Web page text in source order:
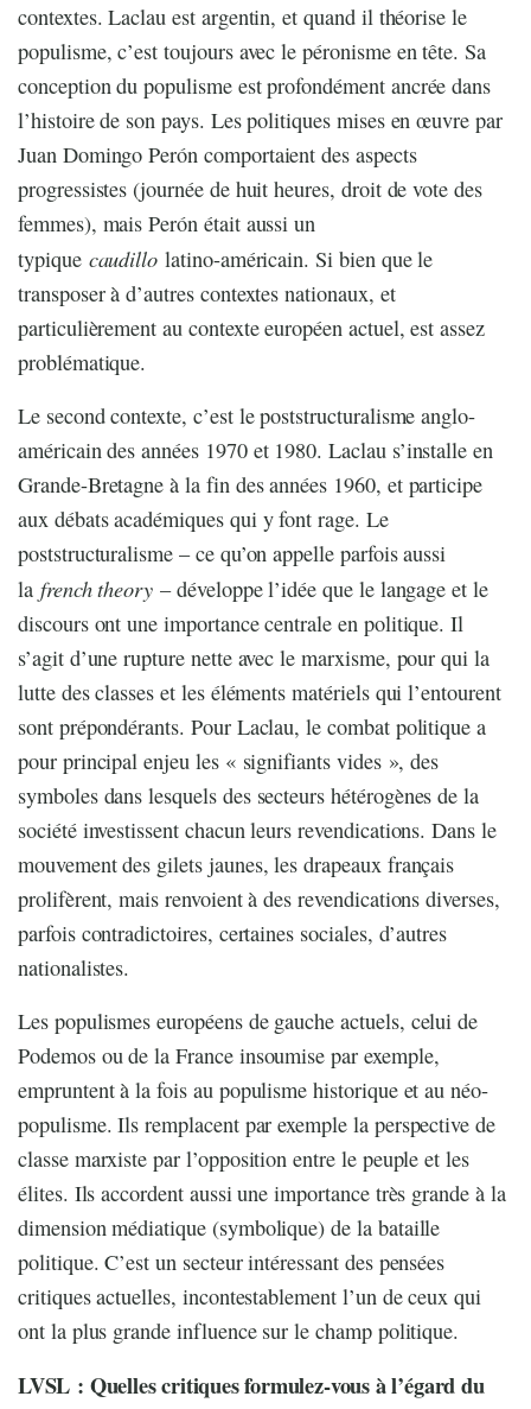
contextes. Laclau est argentin, et quand il théorise le
populisme, c’est toujours avec le péronisme en tête. Sa
conception du populisme est profondément ancrée dans
l’histoire de son pays. Les politiques mises en œuvre par
Juan Domingo Perón comportaient des aspects
progressistes (journée de huit heures, droit de vote des
femmes), mais Perón était aussi un
typique caudillo latino-américain. Si bien que le
transposer à d’autres contextes nationaux, et
particulièrement au contexte européen actuel, est assez
problématique.
Le second contexte, c’est le poststructuralisme anglo-
américain des années 1970 et 1980. Laclau s’installe en
Grande-Bretagne à la fin des années 1960, et participe
aux débats académiques qui y font rage. Le
poststructuralisme – ce qu’on appelle parfois aussi
la french theory – développe l’idée que le langage et le
discours ont une importance centrale en politique. Il
s’agit d’une rupture nette avec le marxisme, pour qui la
lutte des classes et les éléments matériels qui l’entourent
sont prépondérants. Pour Laclau, le combat politique a
pour principal enjeu les « signifiants vides », des
symboles dans lesquels des secteurs hétérogènes de la
société investissent chacun leurs revendications. Dans le
mouvement des gilets jaunes, les drapeaux français
prolifèrent, mais renvoient à des revendications diverses,
parfois contradictoires, certaines sociales, d’autres
nationalistes.
Les populismes européens de gauche actuels, celui de
Podemos ou de la France insoumise par exemple,
empruntent à la fois au populisme historique et au néo-
populisme. Ils remplacent par exemple la perspective de
classe marxiste par l’opposition entre le peuple et les
élites. Ils accordent aussi une importance très grande à la
dimension médiatique (symbolique) de la bataille
politique. C’est un secteur intéressant des pensées
critiques actuelles, incontestablement l’un de ceux qui
ont la plus grande influence sur le champ politique.
LVSL : Quelles critiques formulez-vous à l’égard du